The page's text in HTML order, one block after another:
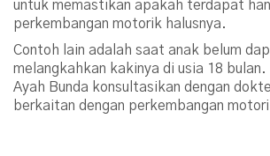
untuk memastikan apakah terdapat
perkembangan motorik halusnya.
Contoh lain adalah saat anak belum
melangkahkan kakinya di usia 18
Ayah Bunda konsultasikan dengan
berkaitan dengan perkembangan